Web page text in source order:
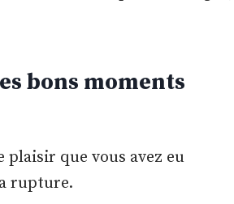
bons moments
plaisir que vous avez eu
rupture.